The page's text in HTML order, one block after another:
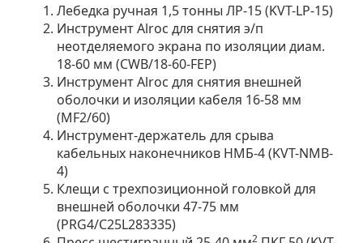
Лебедка ручная 1,5 тонны ЛР-15 (KVT-LP-15)
Инструмент Alroc для снятия э/п
неотделяемого экрана по изоляции диам.
18-60 мм (CWB/18-60-FEP)
Инструмент Alroc для снятия внешней
оболочки и изоляции кабеля 16-58 мм
(MF2/60)
Инструмент-держатель для срыва
кабельных наконечников НМБ-4 (KVT-NMB-
4)
Клещи с трехпозиционной головкой для
внешней оболочки 47-75 мм
(PRG4/C25L283335)
2